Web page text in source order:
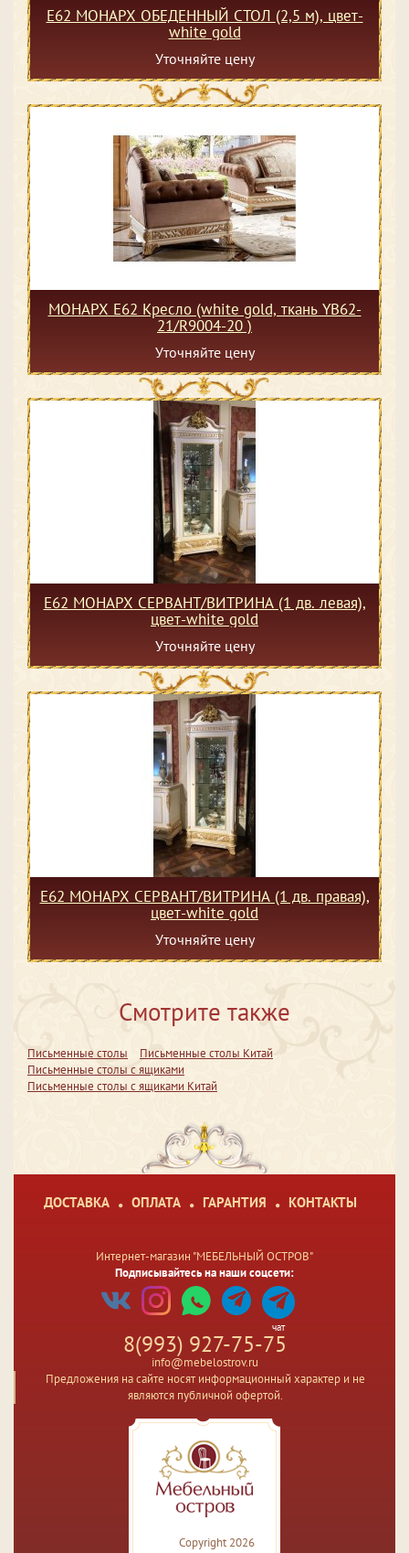
Е62 МОНАРХ ОБЕДЕННЫЙ СТОЛ (2,5 м), цвет-
white gold
Уточняйте цену
МОНАРХ Е62 Кресло (white gold, ткань YB62-
21/R9004-20 )
Уточняйте цену
Е62 МОНАРХ СЕРВАНТ/ВИТРИНА (1 дв. левая),
цвет-white gold
Уточняйте цену
Е62 МОНАРХ СЕРВАНТ/ВИТРИНА (1 дв. правая),
цвет-white gold
Уточняйте цену
Смотрите также
Письменные столы
Письменные столы Китай
Письменные столы с ящиками
Письменные столы с ящиками Китай
ДОСТАВКА ОПЛАТА ГАРАНТИЯ КОНТАКТЫ
Интернет-магазин "МЕБЕЛЬНЫЙ ОСТРОВ"
Подписывайтесь на наши соцсети:
чат
8(993) 927-75-75
info@mebelostrov.ru
Предложения на сайте носят информационный характер и не
являются публичной офертой.
Copyright 2026